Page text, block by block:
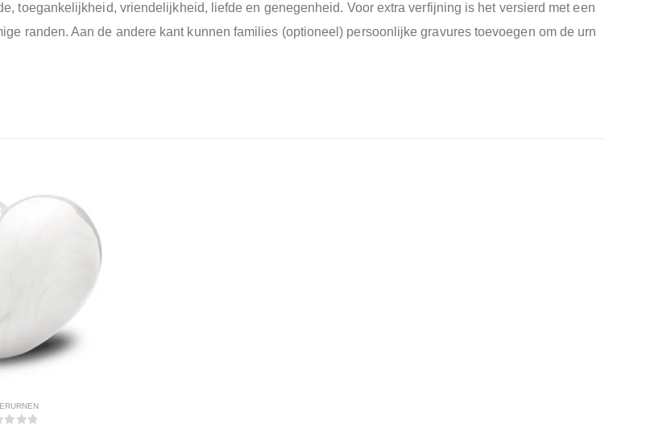
toegankelijkheid, vriendelijkheid, liefde en genegenheid. Voor extra verfijning is het versierd met een
randen. Aan de andere kant kunnen families (optioneel) persoonlijke gravures toevoegen om de urn